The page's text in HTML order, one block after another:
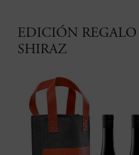
EDICIÓN REGALO
SHIRAZ